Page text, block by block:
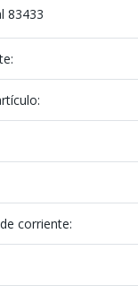
83433
corriente: